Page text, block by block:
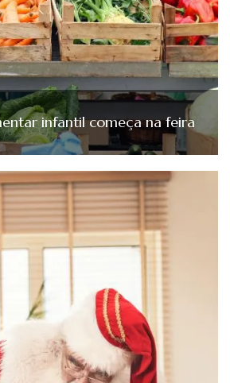
infantil começa na feira